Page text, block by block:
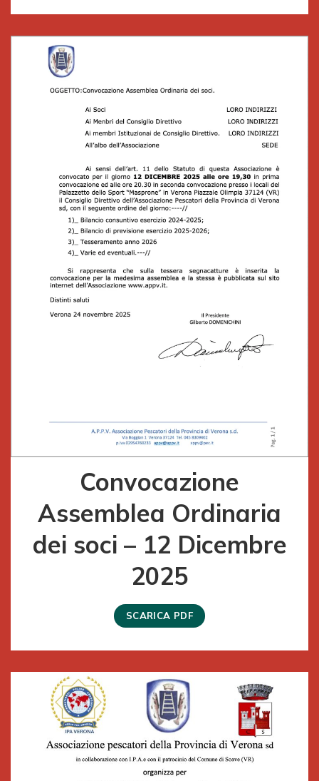
Convocazione
Assemblea Ordinaria
dei soci – 12 Dicembre
2025
SCARICA PDF